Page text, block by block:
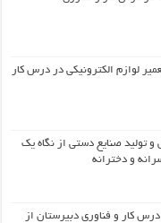
لوازم الکترونیکی در درس کار
صنایع دستی از نگاه یک
و دخترانه
کار و فناوری دبیرستان از